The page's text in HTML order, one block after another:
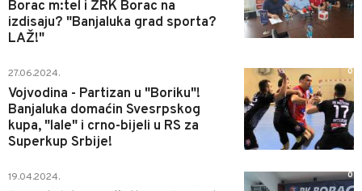
Borac m:tel i ŽRK Borac na
izdisaju? "Banjaluka grad sporta?
LAŽ!"
27.06.2024.
Vojvodina - Partizan u "Boriku"!
Banjaluka domaćin Svesrpskog
kupa, "lale" i crno-bijeli u RS za
Superkup Srbije!
0
19.04.2024. 0